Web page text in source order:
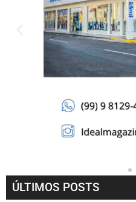
ÚLTIMOS POSTS